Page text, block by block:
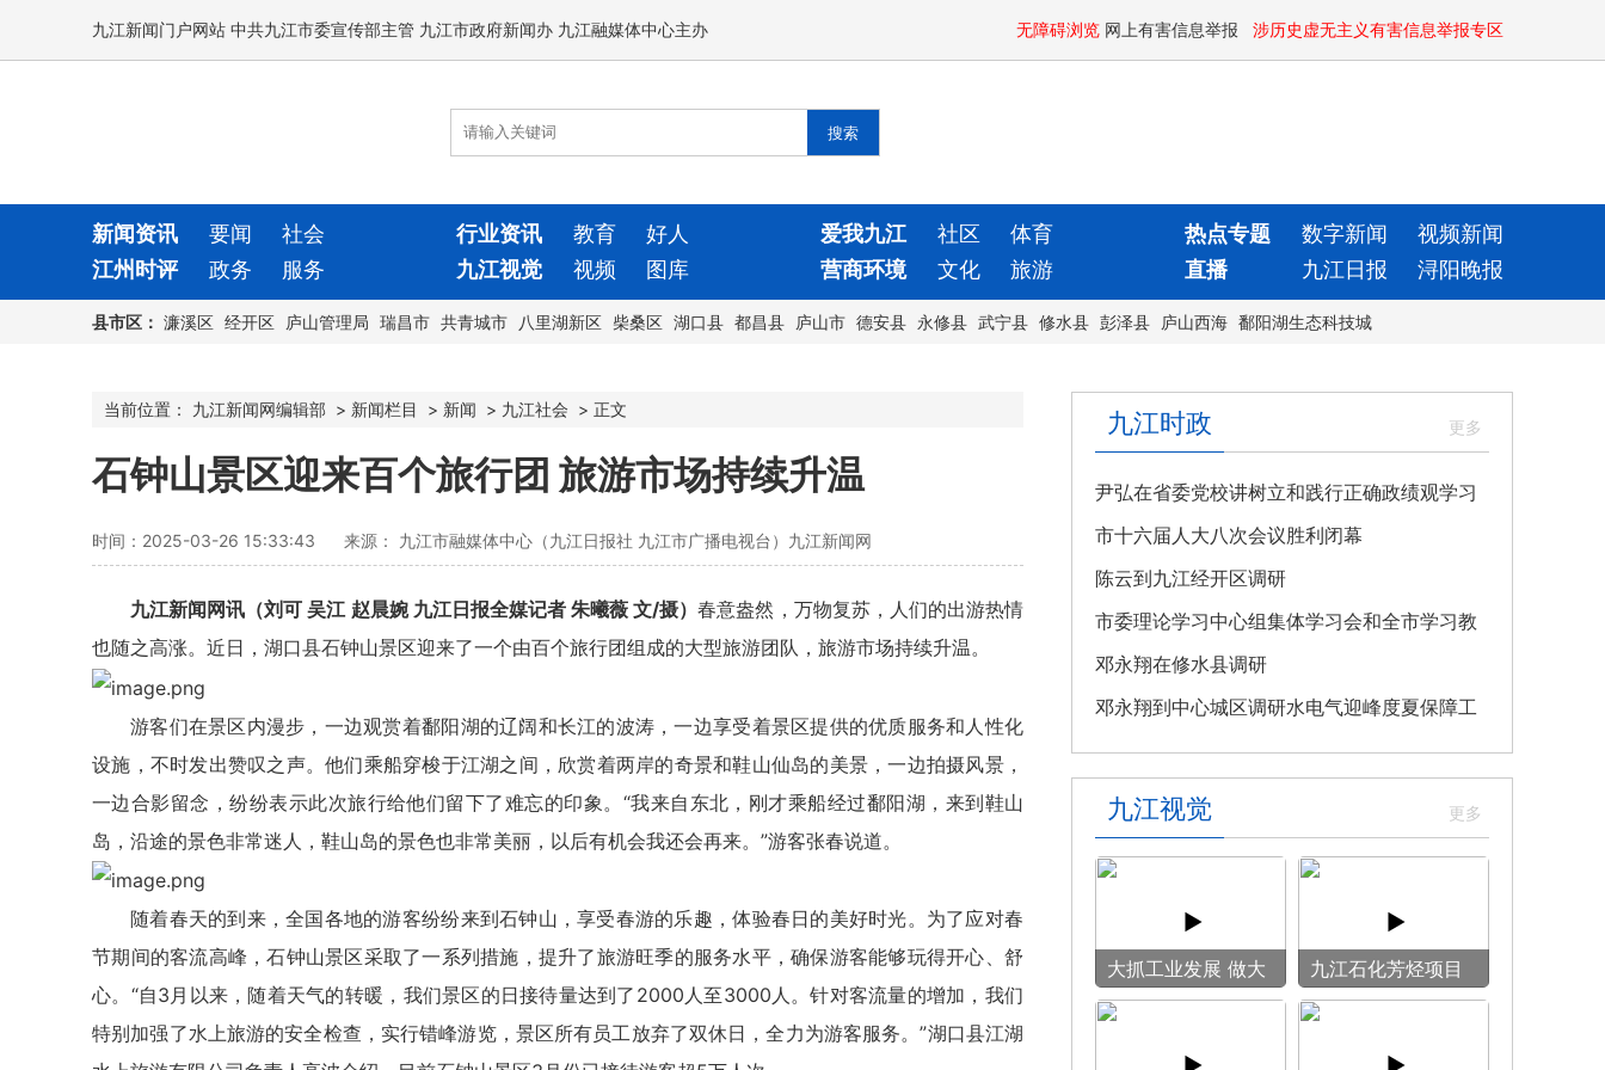
九江新闻门户网站 中共九江市委宣传部主管 九江市政府新闻办 九江融媒体中心主办 无障碍浏览 网上有害信息举报 涉历史虚无主义有害信息举报专区
新闻资讯 要闻 社会 行业资讯 教育 好人 爱我九江 社区 体育 热点专题 数字新闻
视频新闻
江州时评
政务 服务 九江视觉 视频 图库 营商环境 文化 旅游 直播 九江日报 浔阳晚报
县市区： 濂溪区 经开区 庐山管理局 瑞昌市 共青城市 八里湖新区 柴桑区 湖口县 都昌县 庐山市 德安县 永修县 武宁县 修水县 彭泽县 庐山西海 鄱阳湖生态科技城
当前位置： 九江新闻网编辑部 > 新闻栏目 > 新闻 > 九江社会 > 正文
石钟山景区迎来百个旅行团 旅游市场持续升温
时间：2025-03-26 15:33:43 来源： 九江市融媒体中心（九江日报社 九江市广播电视台）九江新闻网
九江新闻网讯（刘可 吴江 赵晨婉 九江日报全媒记者 朱曦薇 文/摄）春意盎然，万物复苏，人们的出游热情
也随之高涨。近日，湖口县石钟山景区迎来了一个由百个旅行团组成的大型旅游团队，旅游市场持续升温。
游客们在景区内漫步，一边观赏着鄱阳湖的辽阔和长江的波涛，一边享受着景区提供的优质服务和人性化
设施，不时发出赞叹之声。他们乘船穿梭于江湖之间，欣赏着两岸的奇景和鞋山仙岛的美景，一边拍摄风景，
一边合影留念，纷纷表示此次旅行给他们留下了难忘的印象。“我来自东北，刚才乘船经过鄱阳湖，来到鞋山
岛，沿途的景色非常迷人，鞋山岛的景色也非常美丽，以后有机会我还会再来。”游客张春说道。
随着春天的到来，全国各地的游客纷纷来到石钟山，享受春游的乐趣，体验春日的美好时光。为了应对春
节期间的客流高峰，石钟山景区采取了一系列措施，提升了旅游旺季的服务水平，确保游客能够玩得开心、舒
心。“自3月以来，随着天气的转暖，我们景区的日接待量达到了2000人至3000人。针对客流量的增加，我们
特别加强了水上旅游的安全检查，实行错峰游览，景区所有员工放弃了双休日，全力为游客服务。”湖口县江湖
九江时政
尹弘在省委党校讲树立和践行正确政绩观学习
教育专题党课
市十六届人大八次会议胜利闭幕
陈云到九江经开区调研
市委理论学习中心组集体学习会和全市学习教
育整改整治工作汇报会召开
邓永翔在修水县调研
邓永翔到中心城区调研水电气迎峰度夏保障工
作
九江视觉
大抓工业发展 做大
模具产业
九江石化芳烃项目
施工现场热火朝天